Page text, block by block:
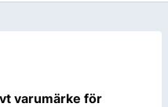
varumärke för